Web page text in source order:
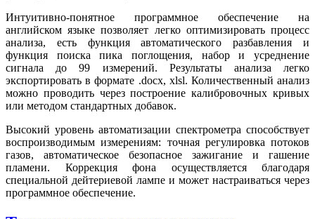
Интуитивно-понятное программное обеспечение на
английском языке позволяет легко оптимизировать процесс
анализа, есть функция автоматического разбавления и
функция поиска пика поглощения, набор и усреднение
сигнала до 99 измерений. Результаты анализа легко
экспортировать в формате .docx, xlsl. Количественный анализ
можно проводить через построение калибровочных кривых
или методом стандартных добавок.
Высокий уровень автоматизации спектрометра способствует
воспроизводимым измерениям: точная регулировка потоков
газов, автоматическое безопасное зажигание и гашение
пламени. Коррекция фона осуществляется благодаря
специальной дейтериевой лампе и может настраиваться через
программное обеспечение.